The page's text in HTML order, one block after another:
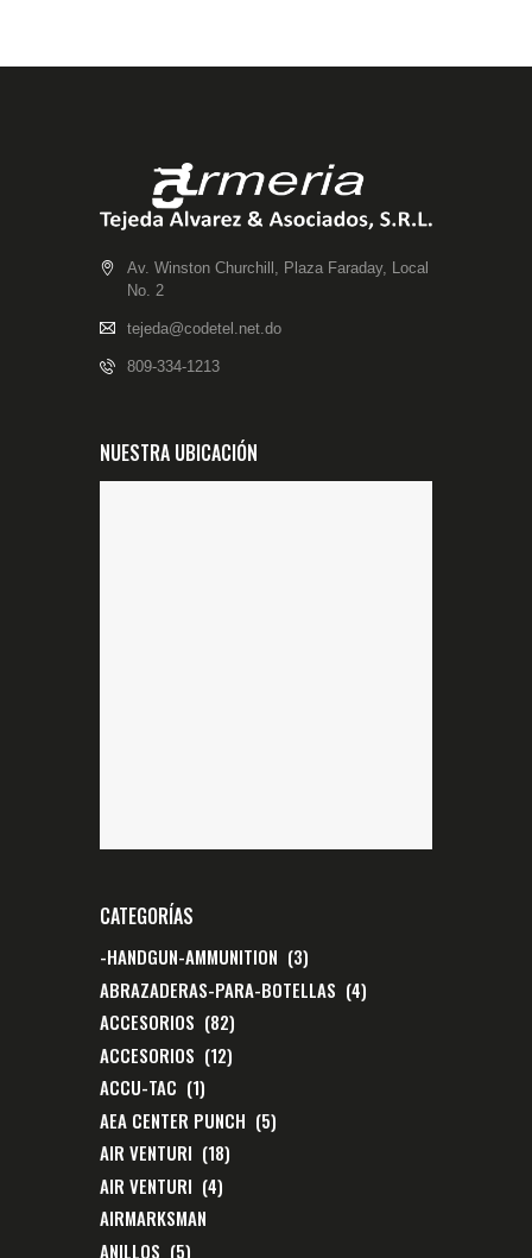
Av. Winston Churchill, Plaza Faraday, Local
No. 2
tejeda@codetel.net.do
809-334-1213
NUESTRA UBICACIÓN
CATEGORÍAS
-HANDGUN-AMMUNITION (3)
ABRAZADERAS-PARA-BOTELLAS (4)
ACCESORIOS (82)
ACCESORIOS (12)
ACCU-TAC (1)
AEA CENTER PUNCH (5)
AIR VENTURI (18)
AIR VENTURI (4)
AIRMARKSMAN
ANILLOS (5)